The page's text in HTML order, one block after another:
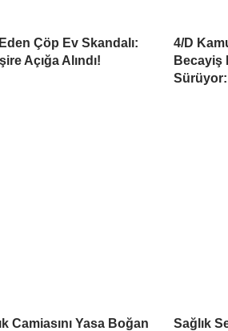
Çöp Ev Skandalı:
Açığa Alındı!
4/D
Becayiş
Sürüyor:
Camiasını Yasa Boğan
Sağlık